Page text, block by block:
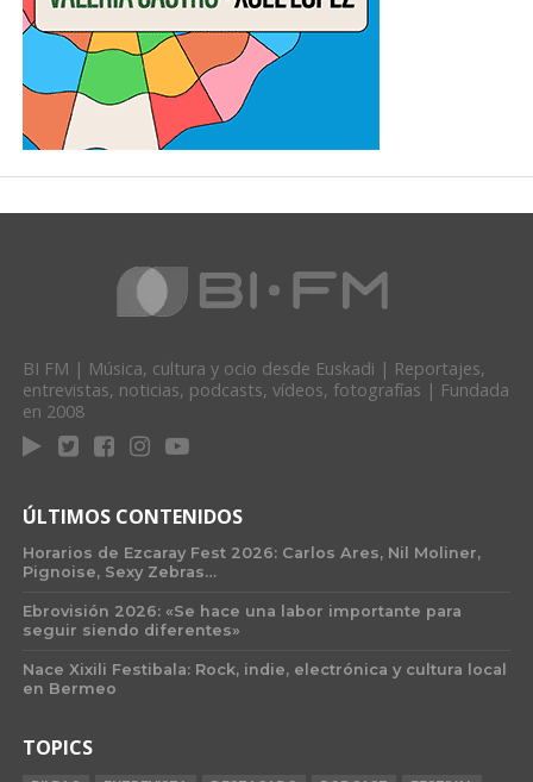
BI FM | Música, cultura y ocio desde Euskadi | Reportajes,
entrevistas, noticias, podcasts, vídeos, fotografías | Fundada
en 2008
ÚLTIMOS CONTENIDOS
Horarios de Ezcaray Fest 2026: Carlos Ares, Nil Moliner,
Pignoise, Sexy Zebras…
Ebrovisión 2026: «Se hace una labor importante para
seguir siendo diferentes»
Nace Xixili Festibala: Rock, indie, electrónica y cultura local
en Bermeo
TOPICS